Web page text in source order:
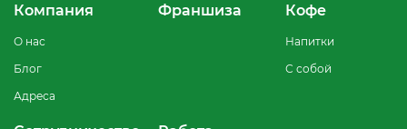
Компания
О нас
Блог
Адреса
Кофе
Напитки
С собой
Франшиза